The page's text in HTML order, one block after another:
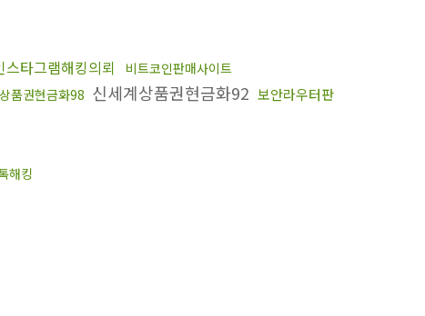
스타그램해킹의뢰
비트코인판매사이트
품권현금화98 신세계상품권현금화92 보안라우터판
해킹